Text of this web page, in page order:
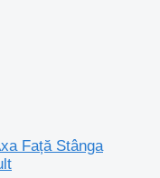
Față Stânga